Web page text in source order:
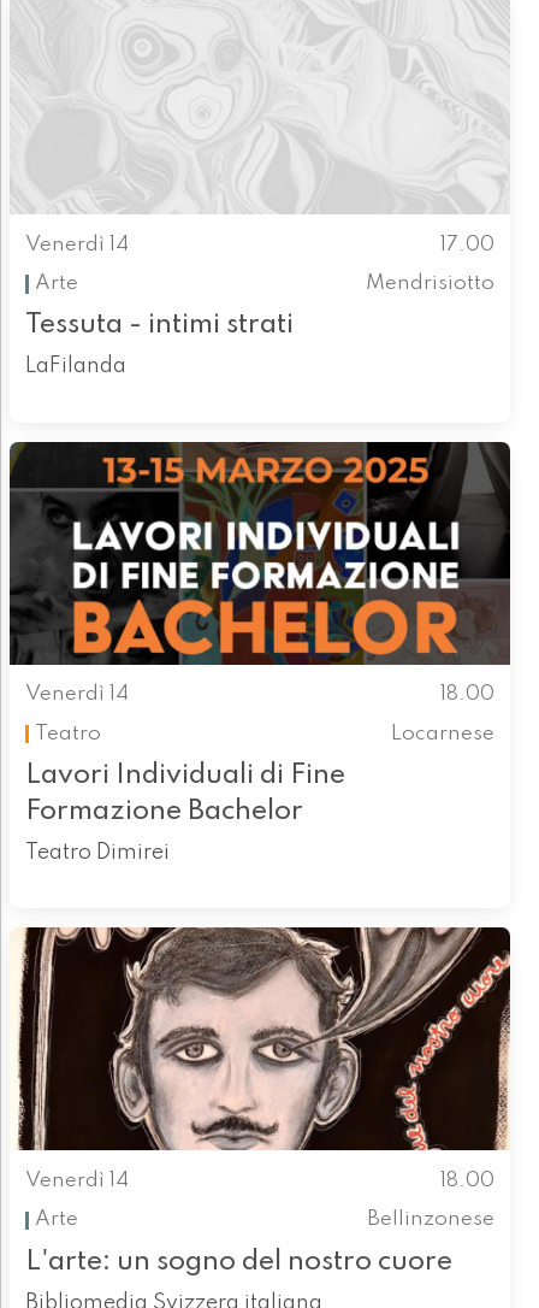
Venerdì 14
17.00
Arte
Mendrisiotto
Tessuta - intimi strati
LaFilanda
Venerdì 14
18.00
Teatro
Locarnese
Lavori Individuali di Fine
Formazione Bachelor
Teatro Dimirei
Venerdì 14
18.00
Arte
Bellinzonese
L'arte: un sogno del nostro cuore
Bibliomedia Svizzera italiana